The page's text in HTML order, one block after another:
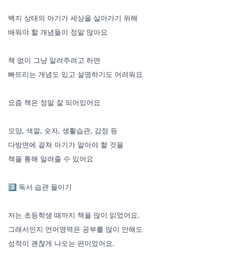
백지 상태의 아기가 세상을 살아가기 위해
배워야 할 개념들이 정말 많아요
책 없이 그냥 알려주려고 하면
빠뜨리는 개념도 있고 설명하기도 어려워요
요즘 책은 정말 잘 되어있어요
모양, 색깔, 숫자, 생활습관, 감정 등
다방면에 걸쳐 아기가 알아야 할 것을
책을 통해 알려줄 수 있어요
3️⃣ 독서 습관 들이기
저는 초등학생 때까지 책을 많이 읽었어요.
그래서인지 언어영역은 공부를 많이 안해도
성적이 괜찮게 나오는 편이었어요.